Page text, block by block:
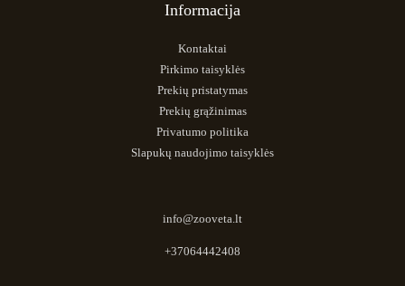
Informacija
Kontaktai
Pirkimo taisyklės
Prekių pristatymas
Prekių grąžinimas
Privatumo politika
Slapukų naudojimo taisyklės
info@zooveta.lt
+37064442408